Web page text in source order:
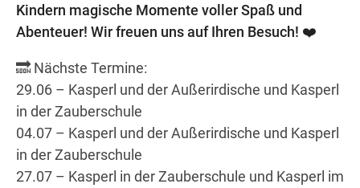
Kindern magische Momente voller Spaß und
Abenteuer! Wir freuen uns auf Ihren Besuch! ❤️
🔜 Nächste Termine:
29.06 – Kasperl und der Außerirdische und Kasperl
in der Zauberschule
04.07 – Kasperl und der Außerirdische und Kasperl
in der Zauberschule
27.07 – Kasperl in der Zauberschule und Kasperl im